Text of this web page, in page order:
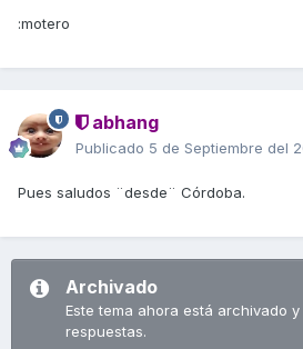
:motero
abhang
Publicado 5 de Septiembre del
Pues saludos ¨desde¨ Córdoba.
Archivado
Este tema ahora está archivado
respuestas.